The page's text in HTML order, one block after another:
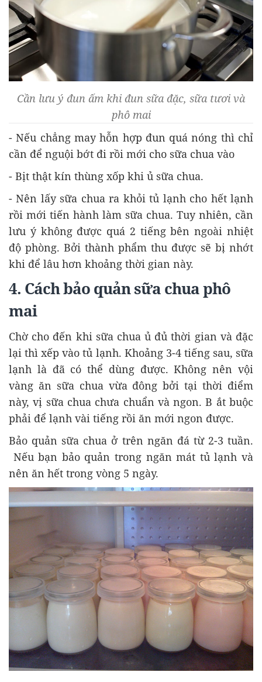
Cần lưu ý đun ấm khi đun sữa đặc, sữa tươi và
phô mai
- Nếu chẳng may hỗn hợp đun quá nóng thì chỉ
cần để nguội bớt đi rồi mới cho sữa chua vào
- Bịt thật kín thùng xốp khi ủ sữa chua.
- Nên lấy sữa chua ra khỏi tủ lạnh cho hết lạnh
rồi mới tiến hành làm sữa chua. Tuy nhiên, cần
lưu ý không được quá 2 tiếng bên ngoài nhiệt
độ phòng. Bởi thành phẩm thu được sẽ bị nhớt
khi để lâu hơn khoảng thời gian này.
4. Cách bảo quản sữa chua phô
mai
Chờ cho đến khi sữa chua ủ đủ thời gian và đặc
lại thì xếp vào tủ lạnh. Khoảng 3-4 tiếng sau, sữa
lạnh là đã có thể dùng được. Không nên vội
vàng ăn sữa chua vừa đông bởi tại thời điểm
này, vị sữa chua chưa chuẩn và ngon. B ắt buộc
phải để lạnh vài tiếng rồi ăn mới ngon được.
Bảo quản sữa chua ở trên ngăn đá từ 2-3 tuần.
Nếu bạn bảo quản trong ngăn mát tủ lạnh và
nên ăn hết trong vòng 5 ngày.